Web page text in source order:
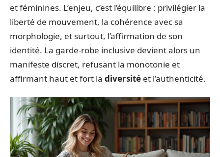
et féminines. L’enjeu, c’est l’équilibre : privilégier la
liberté de mouvement, la cohérence avec sa
morphologie, et surtout, l’affirmation de son
identité. La garde-robe inclusive devient alors un
manifeste discret, refusant la monotonie et
affirmant haut et fort la diversité et l’authenticité.